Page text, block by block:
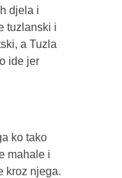
djela i
tuzlanski i
a Tuzla
ide jer
ko tako
mahale i
kroz njega.